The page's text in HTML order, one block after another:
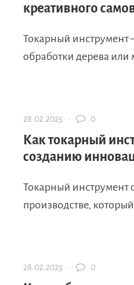
креативного
Токарный инструмент
обработки дерева или
28.02.2025 · 0
Как токарный
созданию
Токарный инструмент
производстве,
28.02.2025 · 0